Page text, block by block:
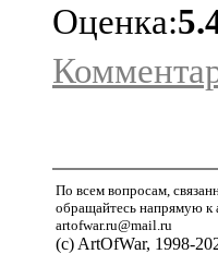
Оценка:
По всем вопросам,
обращайтесь напрямую к
artofwar.ru@mail.ru
(с) ArtOfWar, 1998-